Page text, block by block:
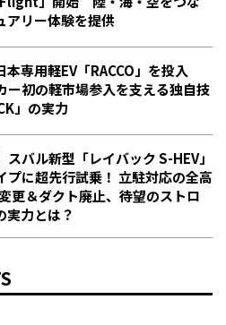
アリー体験を提供
本専用軽EV「RACCO」を投入
ー初の軽市場参入を支える独自技
」の実力
スバル新型「レイバック S-HEV」
プに超先行試乗！ 立駐対応の全高
更＆ダクト廃止、待望のストロ
実力とは？